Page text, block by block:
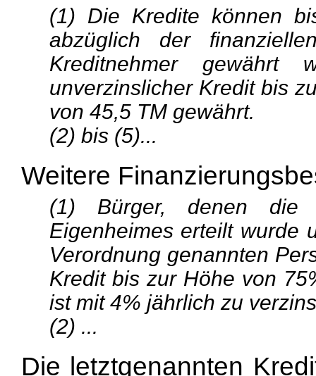
(1) Die Kredite können
abzüglich der
Kreditnehmer
unverzinslicher Kredit bis
von 45,5 TM gewährt.
(2) bis (5)...
Weitere
(1) Bürger, denen die
Eigenheimes erteilt wurde
Verordnung genannten
Kredit bis zur Höhe von
ist mit 4% jährlich zu
(2) ...
Die letztgenannten